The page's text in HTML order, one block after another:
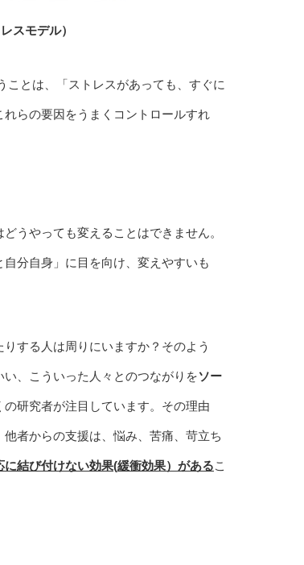
スモデル）
ことは、「ストレスがあっても、すぐに
らの要因をうまくコントロールすれ
うやっても変えることはできません。
分自身」に目を向け、変えやすいも
する人は周りにいますか？そのよう
い、こういった人々とのつながりをソー
研究者が注目しています。その理由
者からの支援は、悩み、苦痛、苛立ち
に結び付けない効果(緩衝効果）があるこ